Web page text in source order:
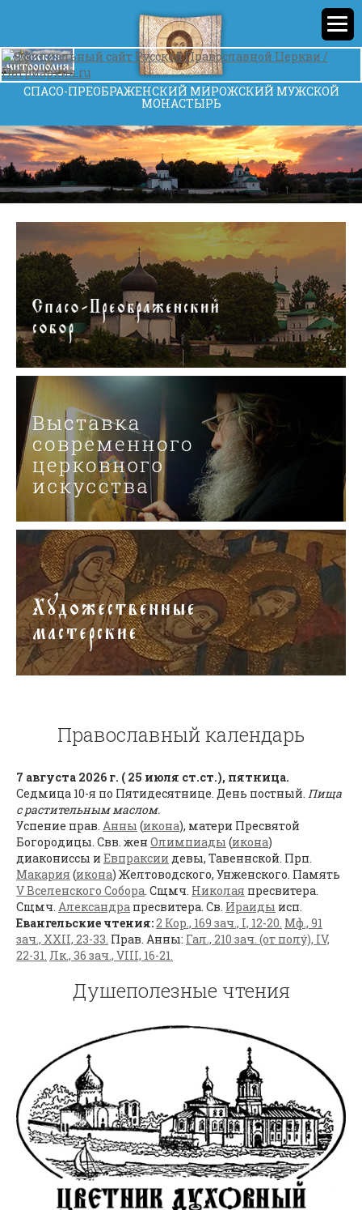
СПАСО-ПРЕОБРАЖЕНСКИЙ МИРОЖСКИЙ МУЖСКОЙ
МОНАСТЫРЬ
Православный календарь
7 августа 2026 г. ( 25 июля ст.ст.), пятница.
Седмица 10-я по Пятидесятнице. День постный. Пища
с растительным маслом.
Успение прав. Анны (икона), матери Пресвятой
Богородицы. Свв. жен Олимпиады (икона)
диакониссы и Евпраксии девы, Тавеннской. Прп.
Макария (икона) Желтоводского, Унженского. Память
V Вселенского Собора. Сщмч. Николая пресвитера.
Сщмч. Александра пресвитера. Св. Ираиды исп.
Евангельские чтения:2 Кор., 169 зач., I, 12-20. Мф., 91
зач., XXII, 23-33. Прав. Анны: Гал., 210 зач. (от полу́), IV,
22-31. Лк., 36 зач., VIII, 16-21.
Душеполезные чтения